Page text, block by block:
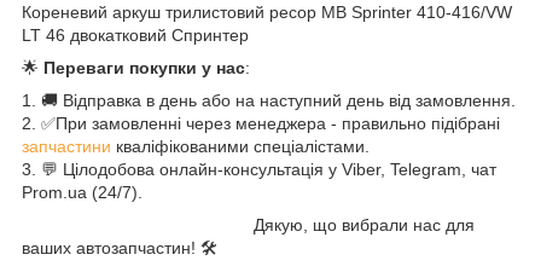
Кореневий аркуш трилистовий ресор MB Sprinter 410-416/VW
LT 46 двокатковий Спринтер
🌟 Переваги покупки у нас:
1. 🚚 Відправка в день або на наступний день від замовлення.
2. ✅При замовленні через менеджера - правильно підібрані
запчастини кваліфікованими спеціалістами.
3. 💬 Цілодобова онлайн-консультація у Viber, Telegram, чат
Prom.ua (24/7).
Дякую, що вибрали нас для
ваших автозапчастин! 🛠️